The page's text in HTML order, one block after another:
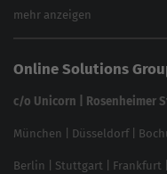
Website SEO Check
feed2content.ai
eCommerce SEO
In ChatGPT gefunden
Linkbuilding 2025
Local SEO
SEO für Online Shops
mehr anzeigen
Online Solutions
c/o Unicorn | Rosenheimer
München Düsseldorf|
Berlin Stuttgart Frankfurt